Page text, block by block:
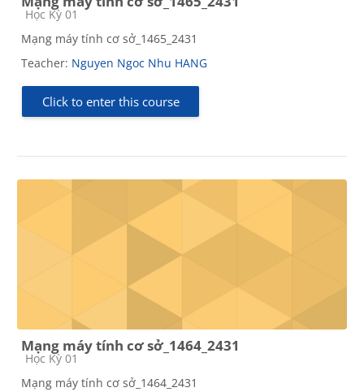
Course category
Học Kỳ 01
Mạng máy tính cơ sở_1465_2431
Teacher: Nguyen Ngoc Nhu HANG
Click to enter this course
Mạng máy tính cơ sở_1464_2431
Course category
Học Kỳ 01
Mạng máy tính cơ sở_1464_2431